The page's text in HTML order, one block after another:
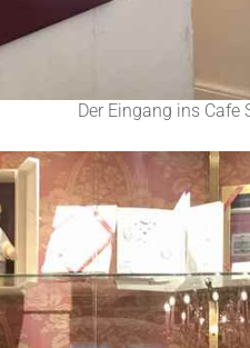
Der Eingang ins Cafe